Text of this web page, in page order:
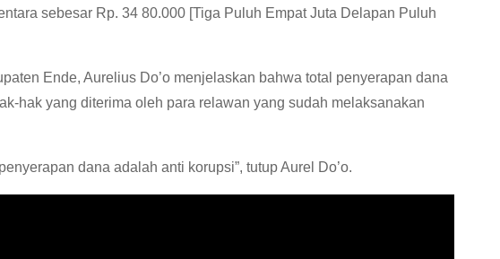
sebesar Rp. 34 80.000 [Tiga Puluh Empat Juta Delapan Puluh
Ende, Aurelius Do’o menjelaskan bahwa total penyerapan dana
hak yang diterima oleh para relawan yang sudah melaksanakan
dana adalah anti korupsi”, tutup Aurel Do’o.